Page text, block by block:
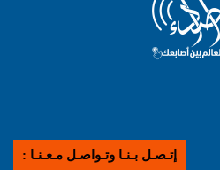
إتـصـل بـنـا وتـواصـل مـعـنـا :